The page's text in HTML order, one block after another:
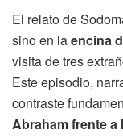
El relato de
sino en laencina
visita de tres
Este episodio,
contraste
Abraham frente